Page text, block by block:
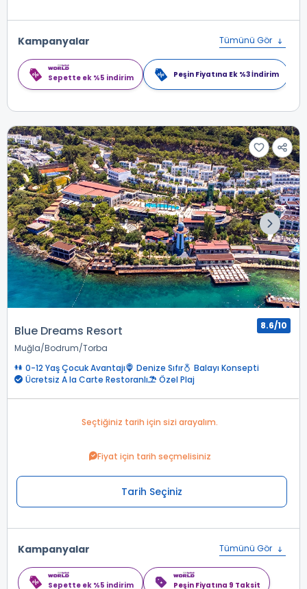
Kampanyalar Tümünü Gör
Sepette ek %5 indirim Peşin Fiyatına Ek %3 İndirim
Blue Dreams Resort
Muğla Bodrum Torba
8.6/10
0-12 Yaş Çocuk Avantajı Denize Sıfır
Balayı Konsepti
Ücretsiz A la Carte Restoranlı
Özel Plaj
Seçtiğiniz tarih için sizi arayalım.
Fiyat için tarih seçmelisiniz
Tarih Seçiniz
Kampanyalar Tümünü Gör
Sepette ek %5 indirim Peşin Fiyatına 9 Taksit